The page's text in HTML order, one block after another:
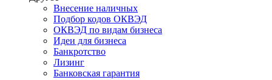
Внесение наличных
Подбор кодов ОКВЭД
ОКВЭД по видам бизнеса
Идеи для бизнеса
Банкротство
Лизинг
Банковская гарантия